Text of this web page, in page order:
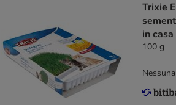
Trixie
in casa
100 g